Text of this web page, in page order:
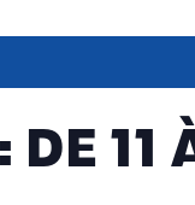
DE